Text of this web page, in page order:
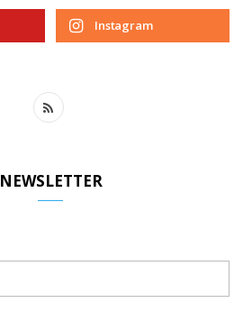
Instagram
R
NEWSLETTER